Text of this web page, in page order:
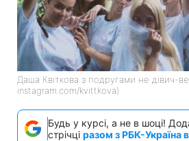
Даша Квіткова з подругами не дівич-
instagram.com/kvittkova)
Будь у курсі, а не в шоці!
стрічці разом з РБК-Україна